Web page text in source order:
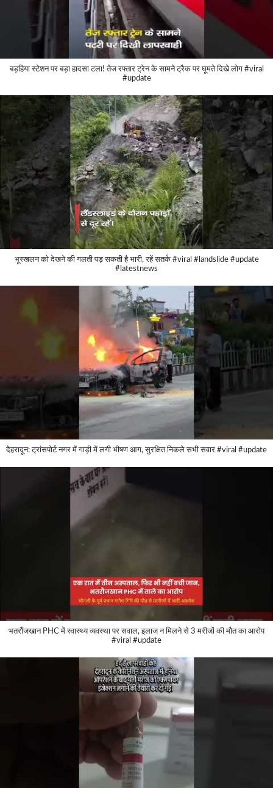
बड़हिया स्टेशन पर बड़ा हादसा टला! तेज रफ्तार ट्रेन के सामने ट्रैक पर घूमते दिखे लोग #viral
#update
भूस्खलन को देखने की गलती पड़ सकती है भारी, रहें सतर्क #viral #landslide #update
#latestnews
देहरादून: ट्रांसपोर्ट नगर में गाड़ी में लगी भीषण आग, सुरक्षित निकले सभी सवार #viral #update
भतरौंजखान PHC में स्वास्थ्य व्यवस्था पर सवाल, इलाज न मिलने से 3 मरीजों की मौत का आरोप
#viral #update